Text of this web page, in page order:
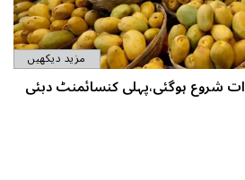
مزید دیکھیں
شروع ہوگئی،پہلی کنسائمنٹ دبئی